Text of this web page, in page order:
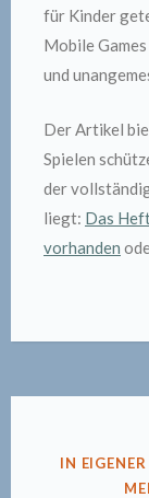
für Kinder
Mobile
und
Der Artikel
Spielen
der
liegt: Das
vorhanden
IN